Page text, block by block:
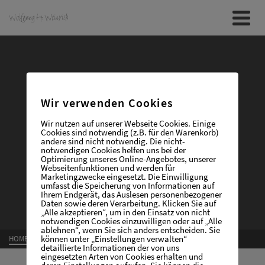
DURCHHALTEN
HOME DURCHHALTEN
Wir verwenden Cookies
Wir nutzen auf unserer Webseite Cookies. Einige
Cookies sind notwendig (z.B. für den Warenkorb)
andere sind nicht notwendig. Die nicht-
notwendigen Cookies helfen uns bei der
Optimierung unseres Online-Angebotes, unserer
Webseitenfunktionen und werden für
Marketingzwecke eingesetzt. Die Einwilligung
umfasst die Speicherung von Informationen auf
Ihrem Endgerät, das Auslesen personenbezogener
Daten sowie deren Verarbeitung. Klicken Sie auf
„Alle akzeptieren“, um in den Einsatz von nicht
notwendigen Cookies einzuwilligen oder auf „Alle
ablehnen“, wenn Sie sich anders entscheiden. Sie
können unter „Einstellungen verwalten“
detaillierte Informationen der von uns
eingesetzten Arten von Cookies erhalten und